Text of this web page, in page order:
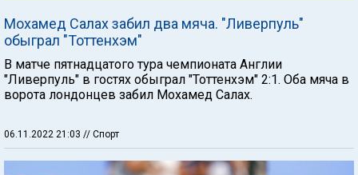
Мохамед Салах забил два мяча. "Ливерпуль"
обыграл "Тоттенхэм"
В матче пятнадцатого тура чемпионата Англии
"Ливерпуль" в гостях обыграл "Тоттенхэм" 2:1. Оба мяча в
ворота лондонцев забил Мохамед Салах.
06.11.2022 21:03 // Спорт